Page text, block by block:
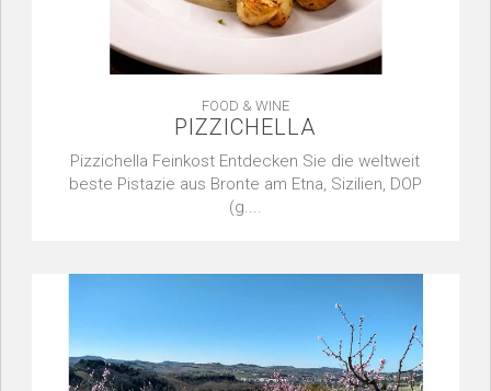
FOOD & WINE
PIZZICHELLA
Pizzichella Feinkost Entdecken Sie die weltweit
beste Pistazie aus Bronte am Etna, Sizilien, DOP
(g....